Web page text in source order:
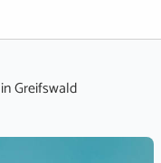
inGreifswald